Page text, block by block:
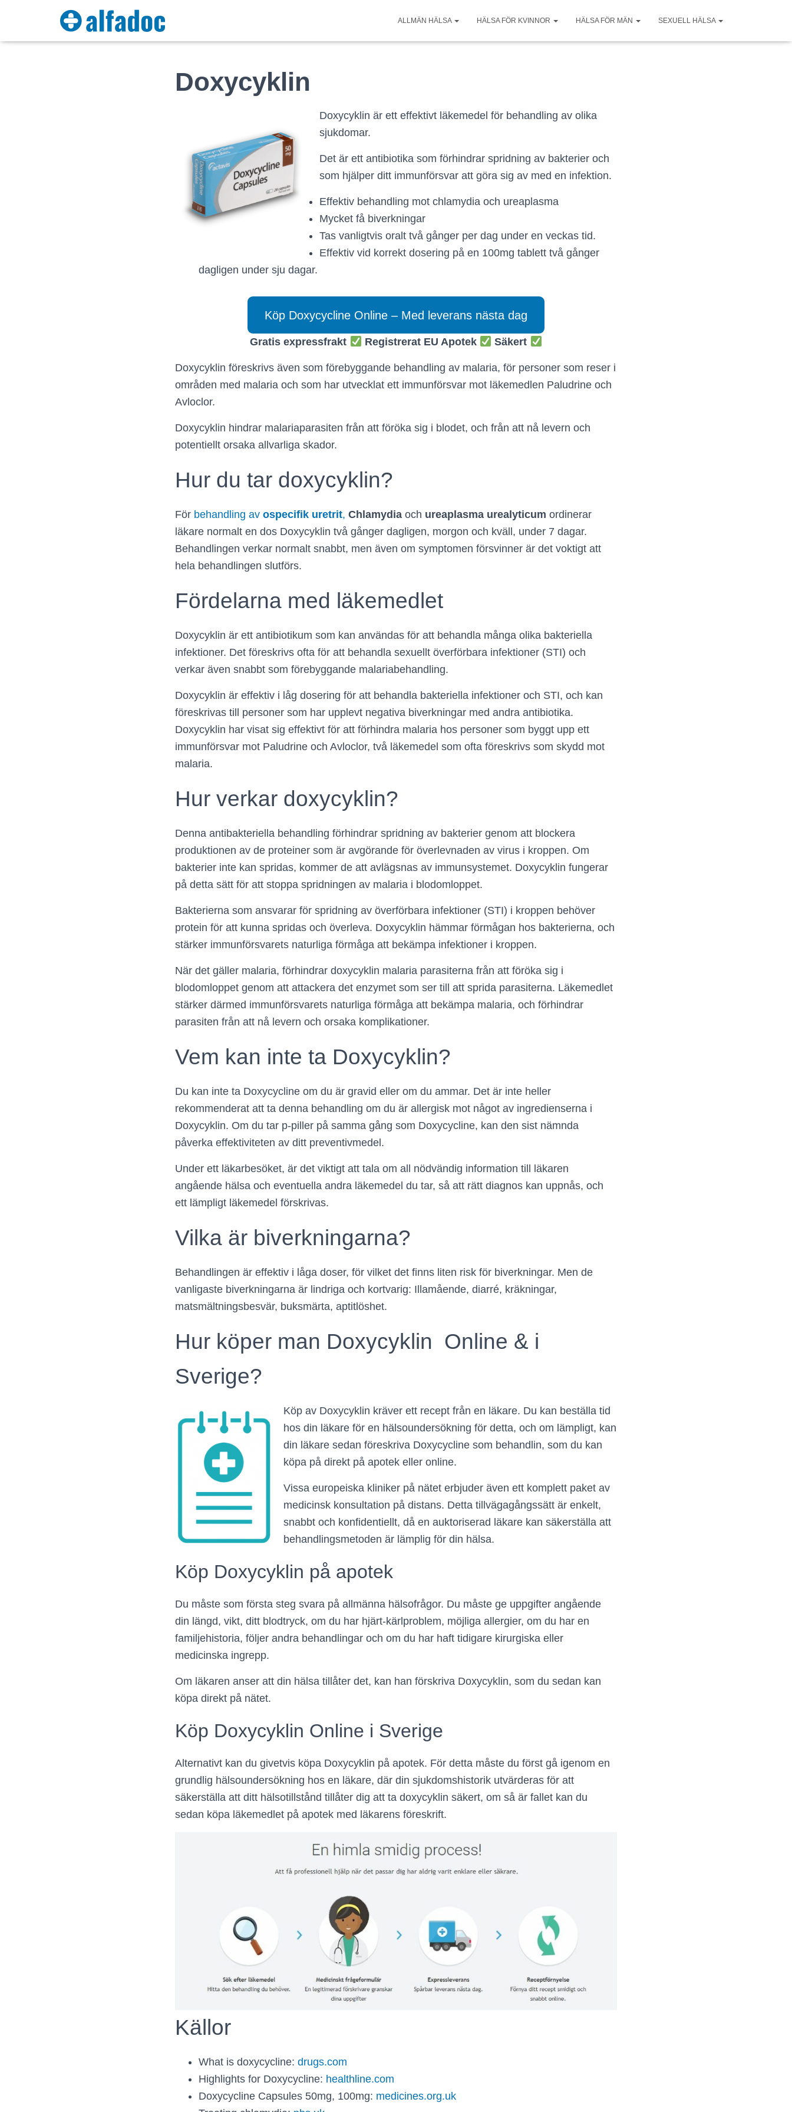
ALLMÄN HÄLSA HÄLSA FÖR KVINNOR HÄLSA FÖR MÄN SEXUELL HÄLSA
Doxycyklin
Doxycyklin är ett effektivt läkemedel för behandling av olika
sjukdomar.
Det är ett antibiotika som förhindrar spridning av bakterier och
som hjälper ditt immunförsvar att göra sig av med en infektion.
Effektiv behandling mot chlamydia och ureaplasma
Mycket få biverkningar
Tas vanligtvis oralt två gånger per dag under en veckas tid.
Effektiv vid korrekt dosering på en 100mg tablett två gånger
dagligen under sju dagar.
Köp Doxycycline Online – Med leverans nästa dag
Gratis expressfrakt Registrerat EU Apotek Säkert
Doxycyklin föreskrivs även som förebyggande behandling av malaria, för personer som reser i
områden med malaria och som har utvecklat ett immunförsvar mot läkemedlen Paludrine och
Avloclor.
Doxycyklin hindrar malariaparasiten från att föröka sig i blodet, och från att nå levern och
potentiellt orsaka allvarliga skador.
Hur du tar doxycyklin?
För behandling av ospecifik uretrit, Chlamydia och ureaplasma urealyticum ordinerar
läkare normalt en dos Doxycyklin två gånger dagligen, morgon och kväll, under 7 dagar.
Behandlingen verkar normalt snabbt, men även om symptomen försvinner är det voktigt att
hela behandlingen slutförs.
Fördelarna med läkemedlet
Doxycyklin är ett antibiotikum som kan användas för att behandla många olika bakteriella
infektioner. Det föreskrivs ofta för att behandla sexuellt överförbara infektioner (STI) och
verkar även snabbt som förebyggande malariabehandling.
Doxycyklin är effektiv i låg dosering för att behandla bakteriella infektioner och STI, och kan
föreskrivas till personer som har upplevt negativa biverkningar med andra antibiotika.
Doxycyklin har visat sig effektivt för att förhindra malaria hos personer som byggt upp ett
immunförsvar mot Paludrine och Avloclor, två läkemedel som ofta föreskrivs som skydd mot
malaria.
Hur verkar doxycyklin?
Denna antibakteriella behandling förhindrar spridning av bakterier genom att blockera
produktionen av de proteiner som är avgörande för överlevnaden av virus i kroppen. Om
bakterier inte kan spridas, kommer de att avlägsnas av immunsystemet. Doxycyklin fungerar
på detta sätt för att stoppa spridningen av malaria i blodomloppet.
Bakterierna som ansvarar för spridning av överförbara infektioner (STI) i kroppen behöver
protein för att kunna spridas och överleva. Doxycyklin hämmar förmågan hos bakterierna, och
stärker immunförsvarets naturliga förmåga att bekämpa infektioner i kroppen.
När det gäller malaria, förhindrar doxycyklin malaria parasiterna från att föröka sig i
blodomloppet genom att attackera det enzymet som ser till att sprida parasiterna. Läkemedlet
stärker därmed immunförsvarets naturliga förmåga att bekämpa malaria, och förhindrar
parasiten från att nå levern och orsaka komplikationer.
Vem kan inte ta Doxycyklin?
Du kan inte ta Doxycycline om du är gravid eller om du ammar. Det är inte heller
rekommenderat att ta denna behandling om du är allergisk mot något av ingredienserna i
Doxycyklin. Om du tar p-piller på samma gång som Doxycycline, kan den sist nämnda
påverka effektiviteten av ditt preventivmedel.
Under ett läkarbesöket, är det viktigt att tala om all nödvändig information till läkaren
angående hälsa och eventuella andra läkemedel du tar, så att rätt diagnos kan uppnås, och
ett lämpligt läkemedel förskrivas.
Vilka är biverkningarna?
Behandlingen är effektiv i låga doser, för vilket det finns liten risk för biverkningar. Men de
vanligaste biverkningarna är lindriga och kortvarig: Illamående, diarré, kräkningar,
matsmältningsbesvär, buksmärta, aptitlöshet.
Hur köper man Doxycyklin Online & i
Sverige?
Köp av Doxycyklin kräver ett recept från en läkare. Du kan beställa tid
hos din läkare för en hälsoundersökning för detta, och om lämpligt, kan
din läkare sedan föreskriva Doxycycline som behandlin, som du kan
köpa på direkt på apotek eller online.
Vissa europeiska kliniker på nätet erbjuder även ett komplett paket av
medicinsk konsultation på distans. Detta tillvägagångssätt är enkelt,
snabbt och konfidentiellt, då en auktoriserad läkare kan säkerställa att
behandlingsmetoden är lämplig för din hälsa.
Köp Doxycyklin på apotek
Du måste som första steg svara på allmänna hälsofrågor. Du måste ge uppgifter angående
din längd, vikt, ditt blodtryck, om du har hjärt-kärlproblem, möjliga allergier, om du har en
familjehistoria, följer andra behandlingar och om du har haft tidigare kirurgiska eller
medicinska ingrepp.
Om läkaren anser att din hälsa tillåter det, kan han förskriva Doxycyklin, som du sedan kan
köpa direkt på nätet.
Köp Doxycyklin Online i Sverige
Alternativt kan du givetvis köpa Doxycyklin på apotek. För detta måste du först gå igenom en
grundlig hälsoundersökning hos en läkare, där din sjukdomshistorik utvärderas för att
säkerställa att ditt hälsotillstånd tillåter dig att ta doxycyklin säkert, om så är fallet kan du
sedan köpa läkemedlet på apotek med läkarens föreskrift.
Källor
What is doxycycline: drugs.com
Highlights for Doxycycline: healthline.com
Doxycycline Capsules 50mg, 100mg: medicines.org.uk